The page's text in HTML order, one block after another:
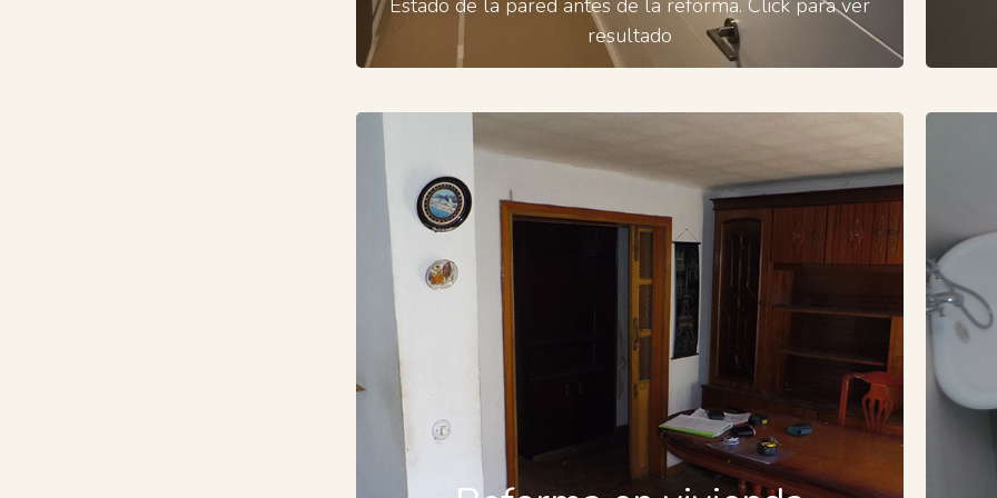
Estado de la pared antes de la reforma. Click para ver
resultado
Reforma en vivienda